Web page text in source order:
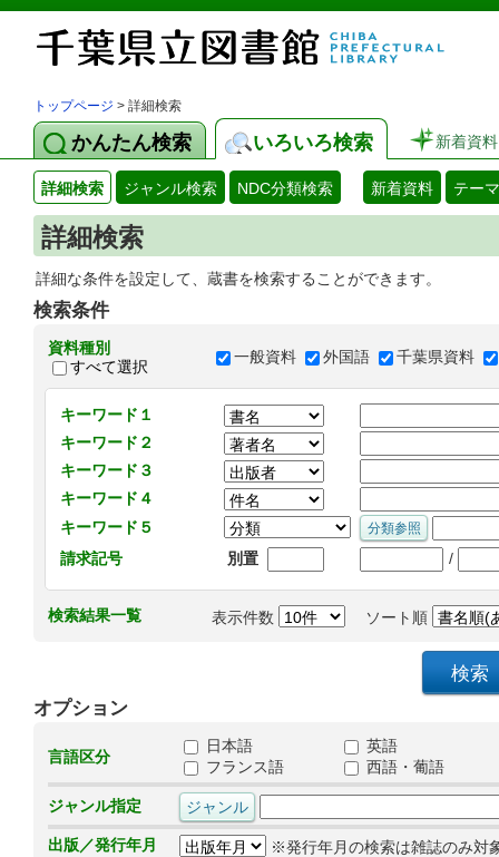
トップページ > 詳細検索
かんたん検索 いろいろ検索 新着資料
詳細検索 ジャンル検索 NDC分類検索 新着資料 テー
詳細検索
詳細な条件を設定して、蔵書を検索することができます。
検索条件
資料種別
すべて選択
一般資料 外国語 千葉県資料
キーワード１
キーワード２
キーワード３
キーワード４
キーワード５
請求記号
別置 /
検索結果一覧 表示件数 ソート順
オプション
言語区分
日本語
英語
フランス語
西語・葡語
ジャンル指定
出版／発行年月
※発行年月の検索は雑誌のみ対